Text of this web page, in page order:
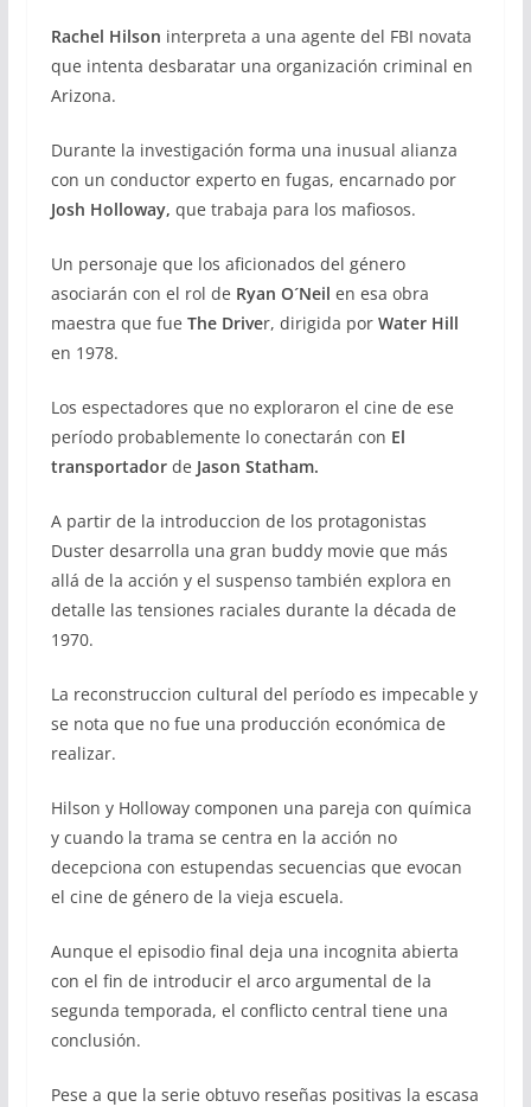
Rachel Hilson interpreta a una agente del FBI novata
que intenta desbaratar una organización criminal en
Arizona.
Durante la investigación forma una inusual alianza
con un conductor experto en fugas, encarnado por
Josh Holloway, que trabaja para los mafiosos.
Un personaje que los aficionados del género
asociarán con el rol de Ryan O´Neil en esa obra
maestra que fue The Driver, dirigida por Water Hill
en 1978.
Los espectadores que no exploraron el cine de ese
período probablemente lo conectarán con El
transportadorde Jason Statham.
A partir de la introduccion de los protagonistas
Duster desarrolla una gran buddy movie que más
allá de la acción y el suspenso también explora en
detalle las tensiones raciales durante la década de
1970.
La reconstruccion cultural del período es impecable y
se nota que no fue una producción económica de
realizar.
Hilson y Holloway componen una pareja con química
y cuando la trama se centra en la acción no
decepciona con estupendas secuencias que evocan
el cine de género de la vieja escuela.
Aunque el episodio final deja una incognita abierta
con el fin de introducir el arco argumental de la
segunda temporada, el conflicto central tiene una
conclusión.
Pese a que la serie obtuvo reseñas positivas la escasa